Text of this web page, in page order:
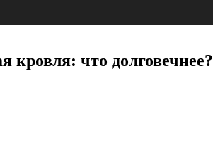
что долговечнее?